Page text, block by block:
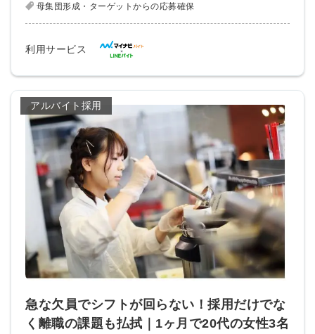
母集団形成・ターゲットからの応募確保
利用サービス
アルバイト採用
急な欠員でシフトが回らない！採用だけでな
く離職の課題も払拭｜1ヶ月で20代の女性3名
許可なく投稿すること
みんなの採用部があなたの許可なく投稿すること
はありません